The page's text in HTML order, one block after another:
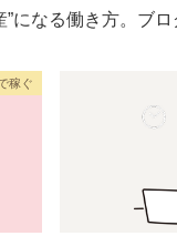
になる働き方。ブ
稼ぐ